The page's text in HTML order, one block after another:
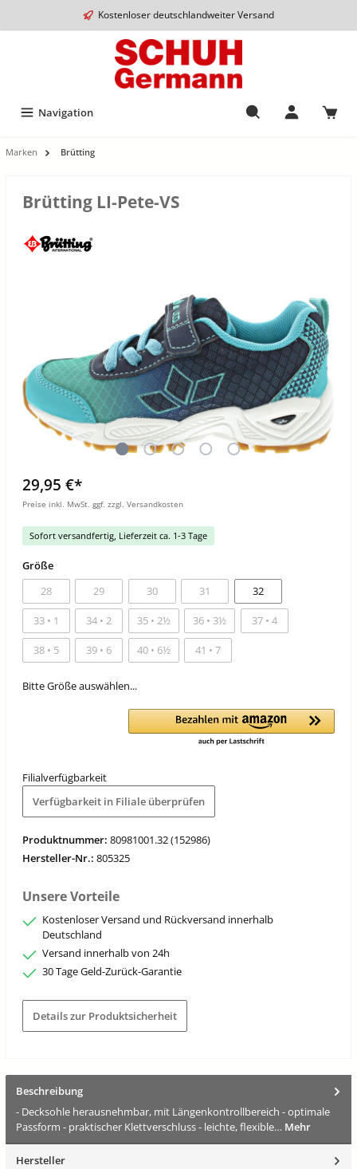
Kostenloser deutschlandweiter Versand
Navigation
Marken Brütting
Brütting LI-Pete-VS
29,95 €*
Preise inkl. MwSt. ggf. zzgl. Versandkosten
Sofort versandfertig, Lieferzeit ca. 1-3 Tage
Größe
28
29 30 31 32
33 • 1 34 • 2 35 • 2½ 36 • 3½ 37 • 4
38 • 5 39 • 6 40 • 6½ 41 • 7
Bitte Größe auswählen...
Filialverfügbarkeit
Verfügbarkeit in Filiale überprüfen
Produktnummer: 80981001.32 (152986)
Hersteller-Nr.: 805325
Unsere Vorteile
Kostenloser Versand und Rückversand innerhalb
Deutschland
Versand innerhalb von 24h
30 Tage Geld-Zurück-Garantie
Details zur Produktsicherheit
Beschreibung
- Decksohle herausnehmbar, mit Längenkontrollbereich - optimale
Passform - praktischer Klettverschluss - leichte, flexible… Mehr
Hersteller